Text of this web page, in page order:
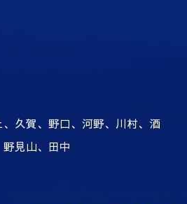
久賀、野口、河野、川村、酒
見山、田中